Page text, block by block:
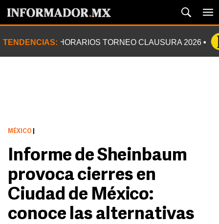
TENDENCIAS: HORARIOS TORNEO CLAUSURA 2026
MÉXICO
Informe de Sheinbaum
provoca cierres en
Ciudad de México:
conoce las alternativas